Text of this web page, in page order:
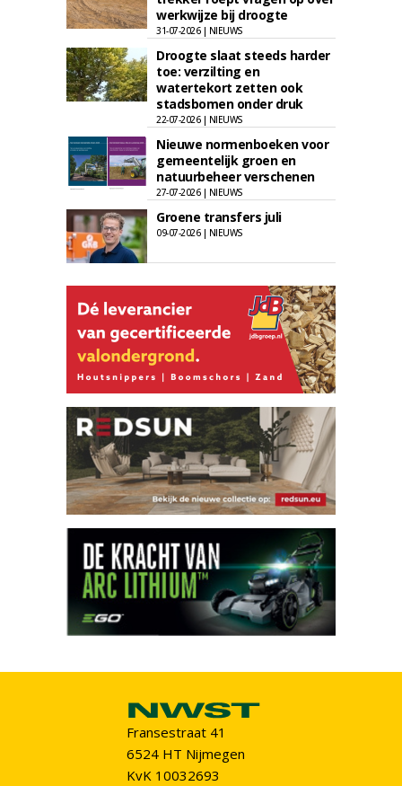
werkwijze bij droogte
31-07-2026 | NIEUWS
Droogte slaat steeds harder
toe: verzilting en
watertekort zetten ook
stadsbomen onder druk
22-07-2026 | NIEUWS
Nieuwe normenboeken voor
gemeentelijk groen en
natuurbeheer verschenen
27-07-2026 | NIEUWS
Groene transfers juli
09-07-2026 | NIEUWS
Fransestraat 41
6524 HT Nijmegen
KvK 10032693